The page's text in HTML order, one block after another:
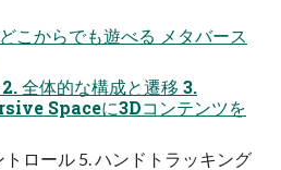
こからでも遊べる メタバース
全体的な構成と遷移 3.
Spaceに3Dコンテンツを
トロール 5. ハンドトラッキング